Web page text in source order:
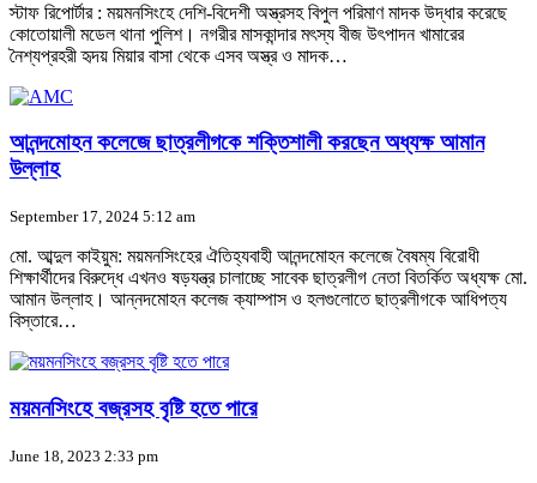
স্টাফ রিপোর্টার : ময়মনসিংহে দেশি-বিদেশী অস্ত্রসহ বিপুল পরিমাণ মাদক উদ্ধার করেছে
কোতোয়ালী মডেল থানা পুলিশ। নগরীর মাসকান্দার মৎস্য বীজ উৎপাদন খামারের
নৈশ্যপ্রহরী হৃদয় মিয়ার বাসা থেকে এসব অস্ত্র ও মাদক…
আনন্দমোহন কলেজে ছাত্রলীগকে শক্তিশালী করছেন অধ্যক্ষ আমান
উল্লাহ
September 17, 2024 5:12 am
মো. আব্দুল কাইয়ুম: ময়মনসিংহের ঐতিহ্যবাহী আনন্দমোহন কলেজে বৈষম্য বিরোধী
শিক্ষার্থীদের বিরুদ্ধে এখনও ষড়যন্ত্র চালাচ্ছে সাবেক ছাত্রলীগ নেতা বিতর্কিত অধ্যক্ষ মো.
আমান উল্লাহ। আন্নদমোহন কলেজ ক্যাম্পাস ও হলগুলোতে ছাত্রলীগকে আধিপত্য
বিস্তারে…
ময়মনসিংহে বজ্রসহ বৃষ্টি হতে পারে
June 18, 2023 2:33 pm